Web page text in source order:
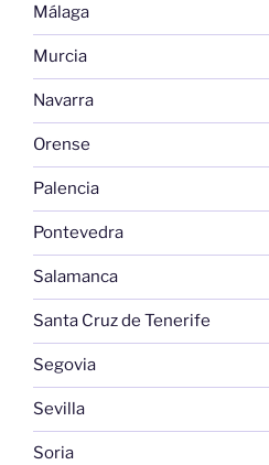
Málaga
Murcia
Navarra
Orense
Palencia
Pontevedra
Salamanca
Santa Cruz de Tenerife
Segovia
Sevilla
Soria